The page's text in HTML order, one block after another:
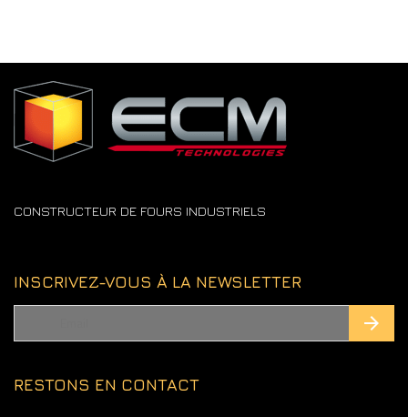
CONSTRUCTEUR DE FOURS INDUSTRIELS
INSCRIVEZ-VOUS À LA NEWSLETTER
RESTONS EN CONTACT